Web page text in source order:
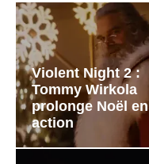
Violent Night 2 :
Tommy Wirkola
prolonge Noël en
action